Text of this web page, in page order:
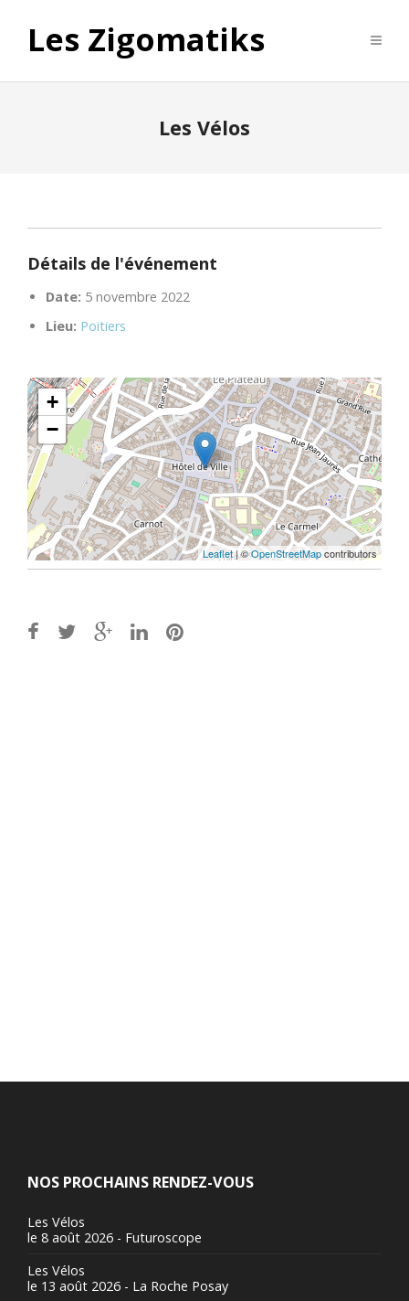
Les Zigomatiks
Les Vélos
Détails de l'événement
Date: 5 novembre 2022
Lieu: Poitiers
+
−
Leaflet| ©OpenStreetMapcontributors
NOS PROCHAINS RENDEZ-VOUS
Les Vélos
le 8 août 2026 - Futuroscope
Les Vélos
le 13 août 2026 - La Roche Posay